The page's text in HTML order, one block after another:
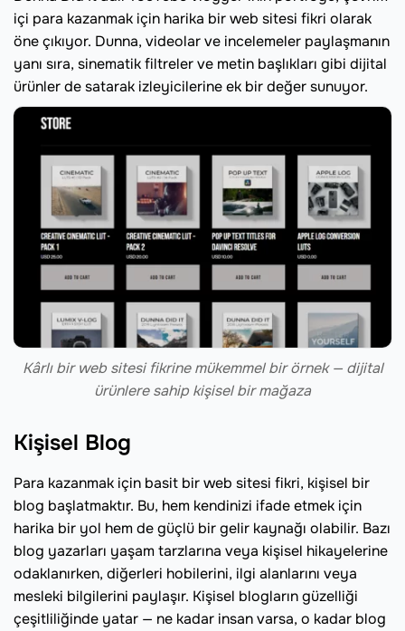
içi para kazanmak için harika bir web sitesi fikri olarak
öne çıkıyor. Dunna, videolar ve incelemeler paylaşmanın
yanı sıra, sinematik filtreler ve metin başlıkları gibi dijital
ürünler de satarak izleyicilerine ek bir değer sunuyor.
Kârlı bir web sitesi fikrine mükemmel bir örnek — dijital
ürünlere sahip kişisel bir mağaza
Kişisel Blog
Para kazanmak için basit bir web sitesi fikri, kişisel bir
blog başlatmaktır. Bu, hem kendinizi ifade etmek için
harika bir yol hem de güçlü bir gelir kaynağı olabilir. Bazı
blog yazarları yaşam tarzlarına veya kişisel hikayelerine
odaklanırken, diğerleri hobilerini, ilgi alanlarını veya
mesleki bilgilerini paylaşır. Kişisel blogların güzelliği
çeşitliliğinde yatar — ne kadar insan varsa, o kadar blog